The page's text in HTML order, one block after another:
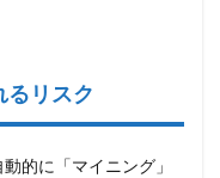
るリスク
的に「マイニング」